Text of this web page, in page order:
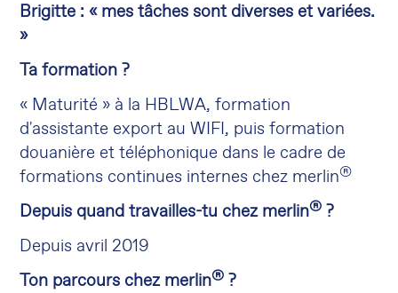
Brigitte : « mes tâches sont diverses et variées.
»
Ta formation ?
« Maturité » à la HBLWA, formation
d'assistante export au WIFI, puis formation
douanière et téléphonique dans le cadre de
formations continues internes chez merlin®
Depuis quand travailles-tu chez merlin® ?
Depuis avril 2019
Ton parcours chez merlin® ?